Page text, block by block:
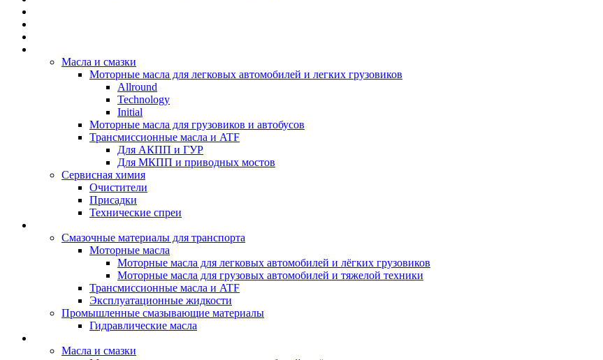
Масла и смазки
Моторные масла для легковых автомобилей и легких грузовиков
Allround
Technology
Initial
Моторные масла для грузовиков и автобусов
Трансмиссионные масла и ATF
Для АКПП и ГУР
Для МКПП и приводных мостов
Сервисная химия
Очистители
Присадки
Технические спреи
Смазочные материалы для транспорта
Моторные масла
Моторные масла для легковых автомобилей и лёгких грузовиков
Моторные масла для грузовых автомобилей и тяжелой техники
Трансмиссионные масла и ATF
Эксплуатационные жидкости
Промышленные смазывающие материалы
Гидравлические масла
Масла и смазки